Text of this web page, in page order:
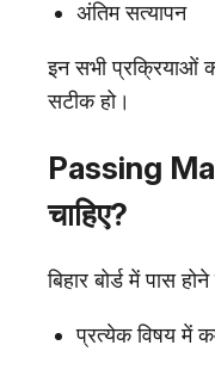
अंतिम सत्यापन
इन सभी प्रक्रियाओं
सटीक हो।
Passing
चाहिए?
बिहार बोर्ड में पास
प्रत्येक विषय में